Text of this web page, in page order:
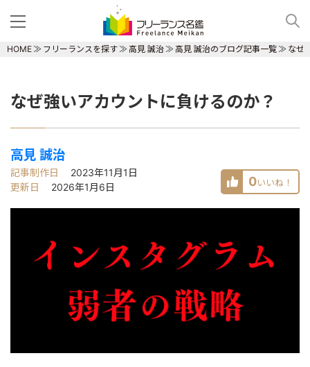
HOME フリーランスを探す 高見 誠治 高見 誠治のブログ記事一覧 なぜ
なぜ強いアカウントに負けるのか？
高見 誠治
記事制作日
2023年11月1日
更新日
2026年1月6日 0いいね！